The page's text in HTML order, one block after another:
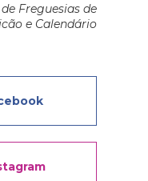
Freguesias de
e Calendário